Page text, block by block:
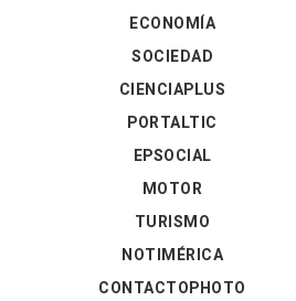
ECONOMÍA
SOCIEDAD
CIENCIAPLUS
PORTALTIC
EPSOCIAL
MOTOR
TURISMO
NOTIMÉRICA
CONTACTOPHOTO